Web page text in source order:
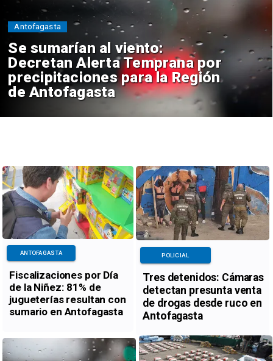
Se sumarían al viento:
Decretan Alerta Temprana por
precipitaciones para la Región
de Antofagasta
Antofagasta
Fiscalizaciones por Día
de la Niñez: 81% de
jugueterías resultan con
sumario en Antofagasta
ANTOFAGASTA
Tres detenidos: Cámaras
detectan presunta venta
de drogas desde ruco en
Antofagasta
POLICIAL